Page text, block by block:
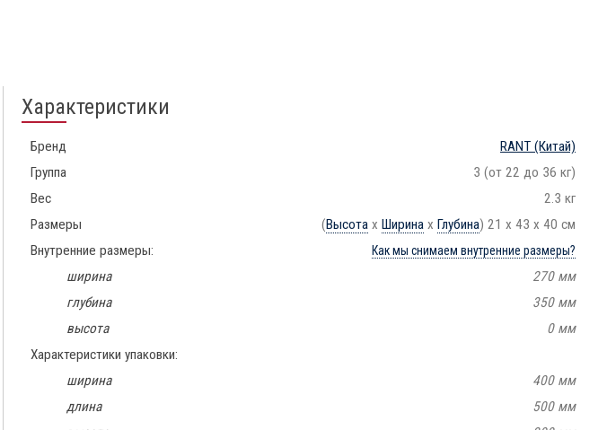
Характеристики
Бренд RANT (Китай)
Группа
3 (от 22 до 36 кг)
Вес
2.3 кг
Размеры
(Высота х Ширина х Глубина) 21 х 43 х 40 см
Внутренние размеры:
Как мы снимаем внутренние размеры?
ширина
270 мм
глубина
350 мм
высота
0 мм
Характеристики упаковки:
ширина
400 мм
длина
500 мм